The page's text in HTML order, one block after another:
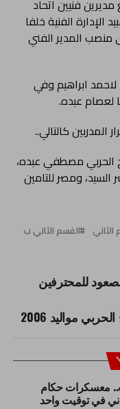
فنيين اتحاد
الفنية خلفا
منصب المدير الفني
ابراهيم وفي
لعصام عبده.
كالتالي..
الحربي مصطفي عبده،
ومصر للتامين
القسم الثاني ب
للمحترفين
مواليد 2006
معسكرات حكام
في توقيت واحد